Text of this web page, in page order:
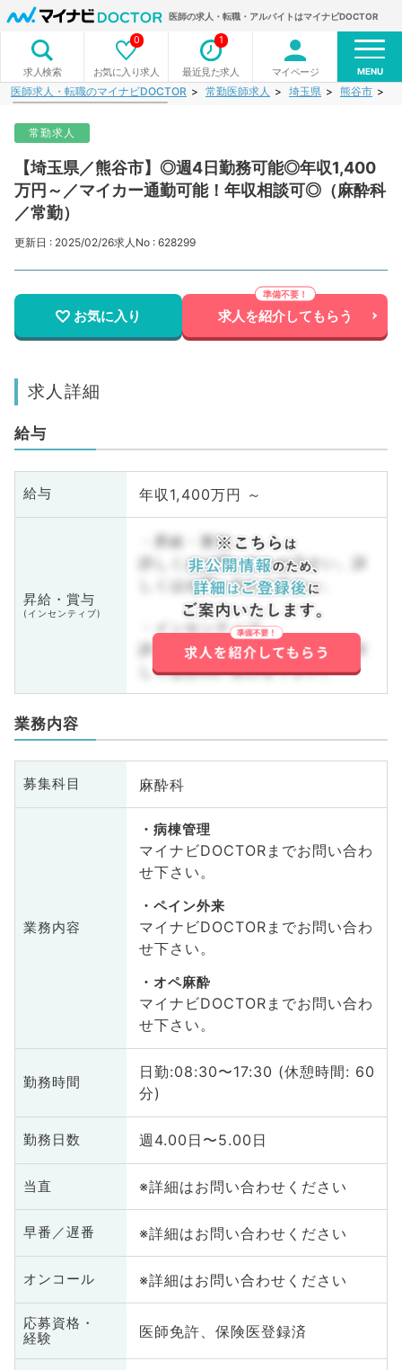
医師の求人・転職・アルバイトはマイナビDOCTOR
求人検索 お気に入り求人
0
最近見た求人
1
マイページ MENU
医師求人・転職のマイナビDOCTOR 常勤医師求人 埼玉県 熊谷市
常勤求人
【埼玉県／熊谷市】◎週4日勤務可能◎年収1,400
万円～／マイカー通勤可能！年収相談可◎（麻酔科
／常勤）
更新日 : 2025/02/26求人No : 628299
お気に入り 求人を紹介してもらう
求人詳細
給与
給与 年収1,400万円 ～
昇給・賞与
(インセンティブ)
・昇給・賞与
詳しくはお問い合わせ下さい。詳
しくはお問い合わせ下さい。
・インセンティブ
詳しくはお問い合わせ下さい。詳
しくはお問い合わせ下さい。
業務内容
募集科目 麻酔科
業務内容
病棟管理
マイナビDOCTORまでお問い合わ
せ下さい。
ペイン外来
マイナビDOCTORまでお問い合わ
せ下さい。
オペ麻酔
マイナビDOCTORまでお問い合わ
せ下さい。
勤務時間
日勤:08:30〜17:30 (休憩時間: 60
分)
勤務日数 週4.00日〜5.00日
当直 ※詳細はお問い合わせください
早番／遅番 ※詳細はお問い合わせください
オンコール ※詳細はお問い合わせください
応募資格・
経験
医師免許、保険医登録済